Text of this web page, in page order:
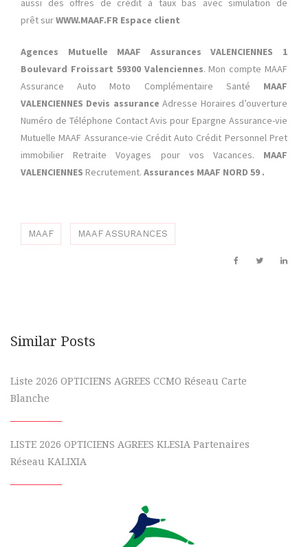
aussi des offres de crédit à taux bas avec simulation de
prêt surWWW.MAAF.FR Espace client
Agences Mutuelle MAAF Assurances VALENCIENNES 1
Boulevard Froissart 59300 Valenciennes. Mon compte MAAF
Assurance Auto Moto Complémentaire Santé MAAF
VALENCIENNES Devis assurance Adresse Horaires d’ouverture
Numéro de Téléphone Contact Avis pour Epargne Assurance-vie
Mutuelle MAAF Assurance-vie Crédit Auto Crédit Personnel Pret
immobilier Retraite Voyages pour vos Vacances. MAAF
VALENCIENNES Recrutement. Assurances MAAF NORD 59 .
MAAF MAAF ASSURANCES
Similar Posts
Liste 2026 OPTICIENS AGREES CCMO Réseau Carte
Blanche
LISTE 2026 OPTICIENS AGREES KLESIA Partenaires
Réseau KALIXIA